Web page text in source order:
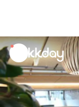
unread
notifications